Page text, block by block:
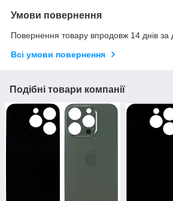
Умови повернення
Повернення товару впродовж 14 днів за
Всі умови повернення
Подібні товари компанії